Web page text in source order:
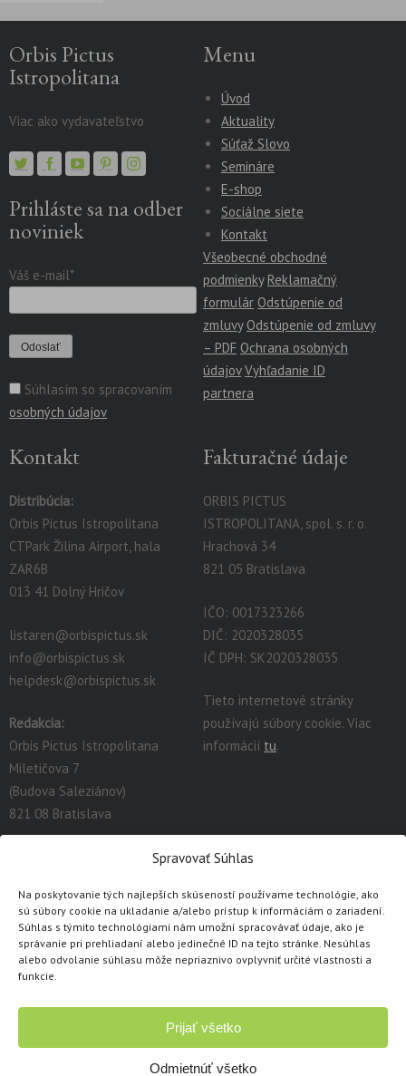
Spravovať Súhlas
Na poskytovanie tých najlepších skúseností používame technológie, ako
sú súbory cookie na ukladanie a/alebo prístup k informáciám o zariadení.
Súhlas s týmito technológiami nám umožní spracovávať údaje, ako je
správanie pri prehliadaní alebo jedinečné ID na tejto stránke. Nesúhlas
alebo odvolanie súhlasu môže nepriaznivo ovplyvniť určité vlastnosti a
funkcie.
Prijať všetko
Odmietnúť všetko
Orbis Pictus
Istropolitana
Viac ako vydavateľstvo
Prihláste sa na odber
noviniek
Váš e-mail*
Súhlasím so spracovaním
osobných údajov
Menu
Úvod
Aktuality
Súťaž Slovo
Semináre
E-shop
Sociálne siete
Kontakt
Všeobecné obchodné
podmienky Reklamačný
formulár Odstúpenie od
zmluvy Odstúpenie od zmluvy
– PDF Ochrana osobných
údajov Vyhľadanie ID
partnera
Kontakt
Distribúcia:
Orbis Pictus Istropolitana
CTPark Žilina Airport, hala
ZAR6B
013 41 Dolný Hričov
listaren@orbispictus.sk
info@orbispictus.sk
helpdesk@orbispictus.sk
Redakcia:
Orbis Pictus Istropolitana
Miletičova 7
(Budova Saleziánov)
821 08 Bratislava
Fakturačné údaje
ORBIS PICTUS
ISTROPOLITANA, spol. s. r. o.
Hrachová 34
821 05 Bratislava
IČO: 0017323266
DIČ: 2020328035
IČ DPH: SK2020328035
Tieto internetové stránky
používajú súbory cookie. Viac
informácií tu.
Podrobnú dokumentáciu a návody na prácu s E-učebnicami
nájdete tu:https://orbispictus.sk/vyuka-co-naje-fektivnejsie-s-e-
ucebnicami/.
V prípade problémov s e-učebnicami alebo licenciami, prosím
Copyright © 1991 - 2026 Orbis Pictus Istropolitana, spol. s r.o.